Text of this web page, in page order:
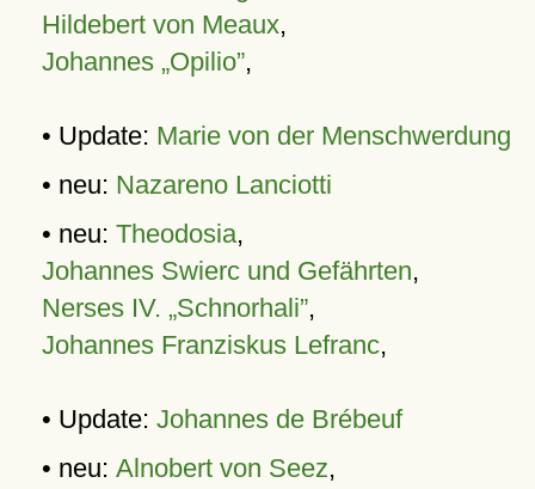
Hildebert von Meaux,
Johannes „Opilio”,
• Update: Marie von der Menschwerdung
• neu: Nazareno Lanciotti
• neu: Theodosia,
Johannes Swierc und Gefährten,
Nerses IV. „Schnorhali”,
Johannes Franziskus Lefranc,
• Update: Johannes de Brébeuf
• neu: Alnobert von Seez,